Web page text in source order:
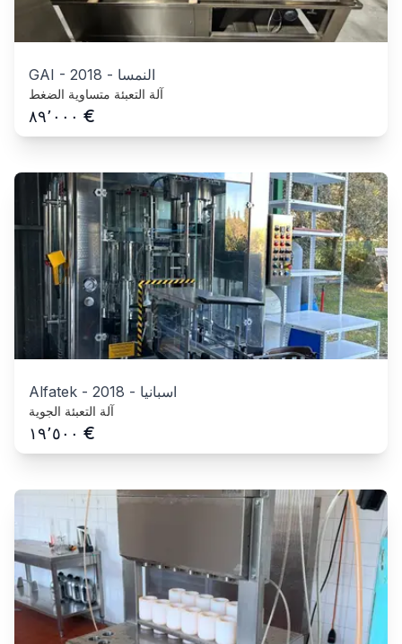
GAI - 2018 - النمسا
آلة التعبئة متساوية الضغط
٨٩٬٠٠٠ €
Alfatek - 2018 - اسبانيا
آلة التعبئة الجوية
١٩٬٥٠٠ €